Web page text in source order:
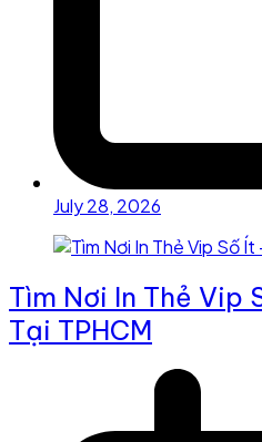
July 28, 2026
Tìm Nơi In Thẻ Vip
Tại TPHCM